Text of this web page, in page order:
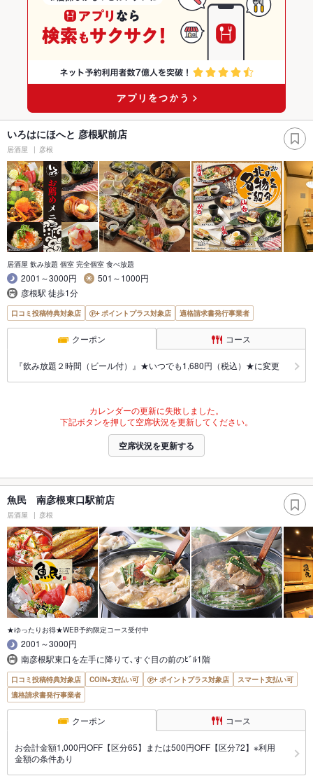
いろはにほへと 彦根駅前店
居酒屋 彦根
居酒屋 飲み放題 個室 完全個室 食べ放題
2001～3000円
501～1000円
彦根駅 徒歩1分
口コミ投稿特典対象店 ポイントプラス対象店 適格請求書発行事業者
クーポン コース
『飲み放題２時間（ビール付）』★いつでも1,680円（税込）★に変更
カレンダーの更新に失敗しました。
下記ボタンを押して空席状況を更新してください。
空席状況を更新する
魚民 南彦根東口駅前店
居酒屋 彦根
★ゆったりお得★WEB予約限定コース受付中
2001～3000円
南彦根駅東口を左手に降りて､すぐ目の前のﾋﾞﾙ1階
口コミ投稿特典対象店 COIN+支払い可 ポイントプラス対象店
スマート支払い可
適格請求書発行事業者
クーポン コース
お会計金額1,000円OFF【区分65】または500円OFF【区分72】※利用
金額の条件あり